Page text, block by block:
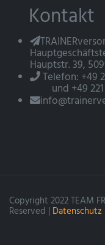
Kontakt
Hauptstr. 39,
Telefon: +49
und +49 221
Copyright 2022 TEAM
Reserved | Datenschutz